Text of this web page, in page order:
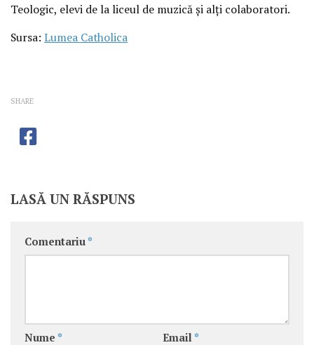
Teologic, elevi de la liceul de muzică şi alţi colaboratori.
Sursa: Lumea Catholica
SHARE
LASĂ UN RĂSPUNS
Comentariu *
Nume * Email *